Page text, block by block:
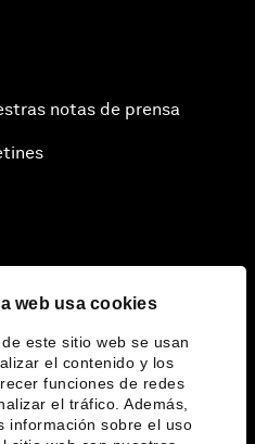
web usa cookies
este sitio web se usan
el contenido y los
funciones de redes
el tráfico. Además,
información sobre el uso
in Crisis
notas de prensa